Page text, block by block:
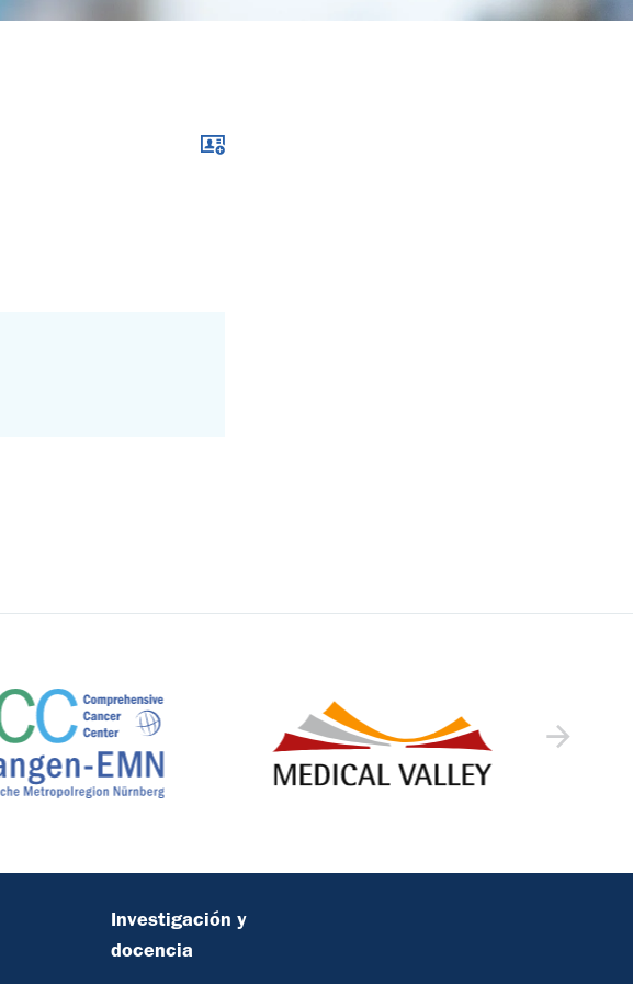
Download xcf file
Investigación y
docencia